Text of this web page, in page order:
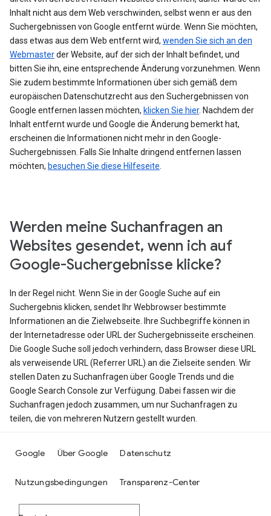
Inhalt nicht aus dem Web verschwinden, selbst wenn er aus den
Suchergebnissen von Google entfernt würde. Wenn Sie möchten,
dass etwas aus dem Web entfernt wird, wenden Sie sich an den
Webmasterder Website, auf der sich der Inhalt befindet, und
bitten Sie ihn, eine entsprechende Änderung vorzunehmen. Wenn
Sie zudem bestimmte Informationen über sich gemäß dem
europäischen Datenschutzrecht aus den Suchergebnissen von
Google entfernen lassen möchten, klicken Sie hier. Nachdem der
Inhalt entfernt wurde und Google die Änderung bemerkt hat,
erscheinen die Informationen nicht mehr in den Google-
Suchergebnissen. Falls Sie Inhalte dringend entfernen lassen
möchten, besuchen Sie diese Hilfeseite
Werden meine Suchanfragen an
Websites gesendet, wenn ich auf
Google-Suchergebnisse klicke?
In der Regel nicht. Wenn Sie in der Google Suche auf ein
Suchergebnis klicken, sendet Ihr Webbrowser bestimmte
Informationen an die Zielwebseite. Ihre Suchbegriffe können in
der Internetadresse oder URL der Suchergebnisseite erscheinen.
Die Google Suche soll jedoch verhindern, dass Browser diese URL
als verweisende URL (Referrer URL) an die Zielseite senden. Wir
stellen Daten zu Suchanfragen über Google Trends und die
Google Search Console zur Verfügung. Dabei fassen wir die
Suchanfragen jedoch zusammen, um nur Suchanfragen zu
teilen, die von mehreren Nutzern gestellt wurden.
Google Über Google Datenschutz
Nutzungsbedingungen Transparenz-Center